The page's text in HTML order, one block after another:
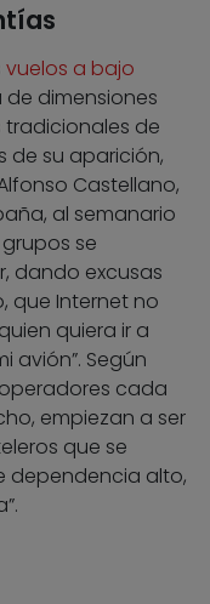
vuelos a bajo
dimensiones
de
de su aparición,
Castellano,
al semanario
se
dando excusas
que Internet no
quiera ir a
avión”. Según
cada
empiezan a ser
que se
dependencia alto,